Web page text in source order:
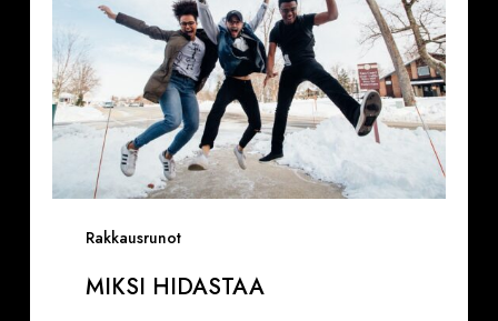
Rakkausrunot
MIKSI HIDASTAA